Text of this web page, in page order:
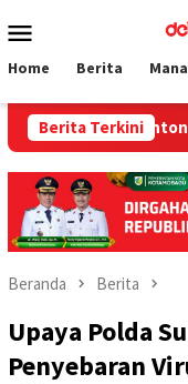
ke
Mobile
Home Berita
Berita Terkini
Penonton
Beranda Berita
Upaya Polda
Penyebaran